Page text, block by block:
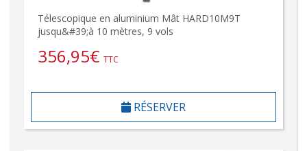
Télescopique en aluminium Mât HARD10M9T
jusqu&#39;à 10 mètres, 9 vols
356,95€ TTC
RÉSERVER